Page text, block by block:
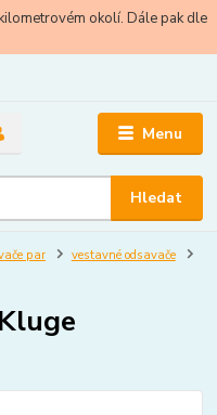
okolí. Dále pak dle
Menu
Hledat
par
vestavné odsavače